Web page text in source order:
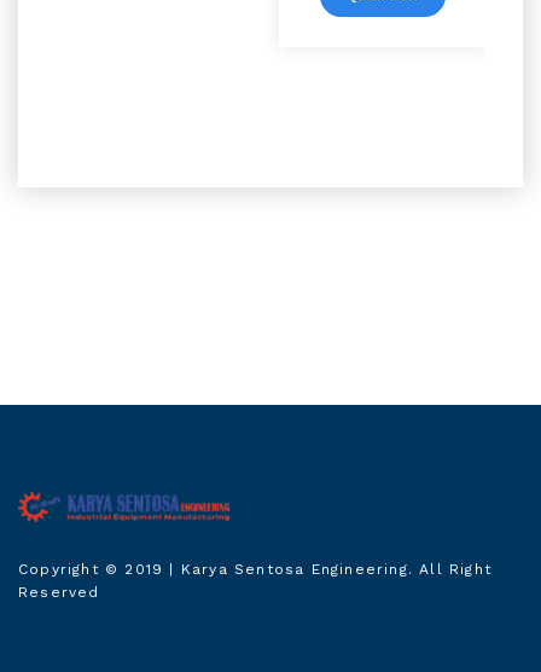
Engineering
Copyright © 2019
| Karya Sentosa Engineering. All Right
Reserved